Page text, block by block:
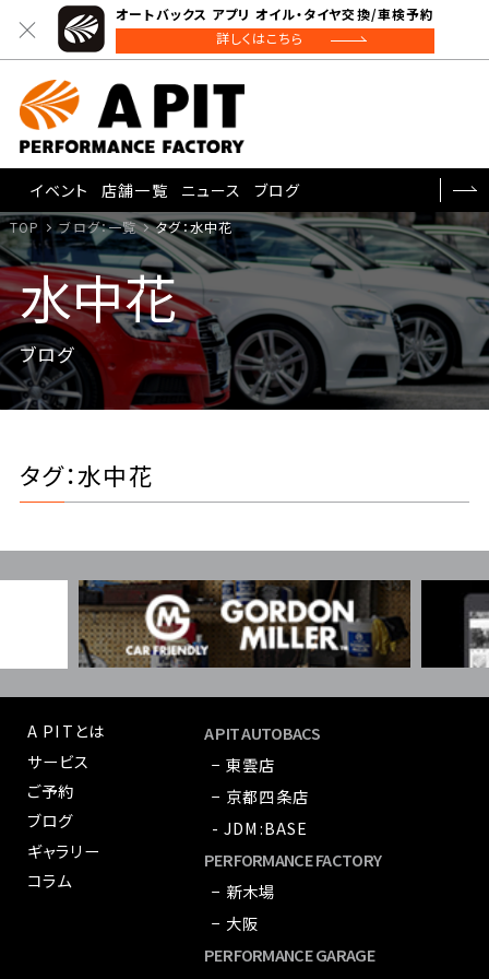
オートバックス アプリ オイル・タイヤ交換/車検予約
詳しくはこちら
イベント 店舗一覧 ニュース ブログ
TOP ブログ：一覧 タグ：水中花
水中花
ブログ
タグ：水中花
A PITとは
サービス
ご予約
ブログ
ギャラリー
コラム
A PIT AUTOBACS
− 東雲店
− 京都四条店
- JDM:BASE
PERFORMANCE FACTORY
− 新木場
− 大阪
PERFORMANCE GARAGE